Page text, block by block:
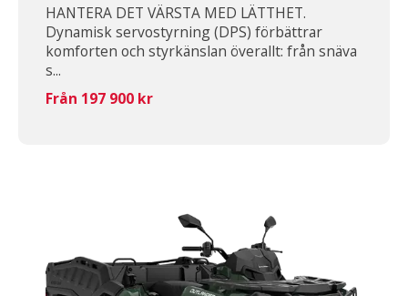
HANTERA DET VÄRSTA MED LÄTTHET.
Dynamisk servostyrning (DPS) förbättrar
komforten och styrkänslan överallt: från snäva
s...
Från 197 900 kr